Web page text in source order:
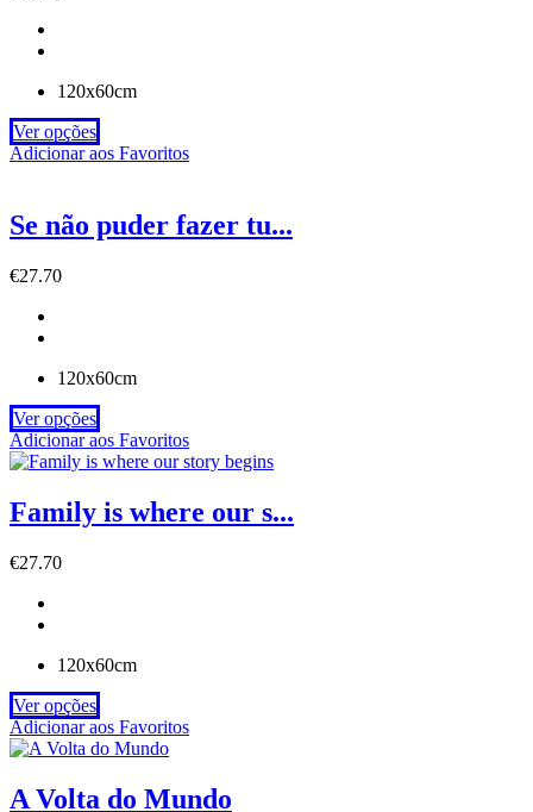
120x60cm
Ver opções
Adicionar aos Favoritos
Se não puder fazer tu...
€27.70
120x60cm
Ver opções
Adicionar aos Favoritos
Family is where our s...
€27.70
120x60cm
Ver opções
Adicionar aos Favoritos
A Volta do Mundo